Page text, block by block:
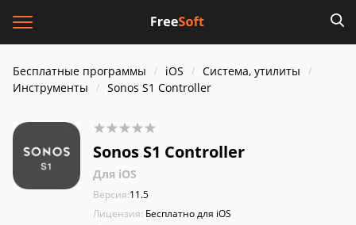
Бесплатные программы iOS
Система, утилиты
Инструменты
Sonos S1 Controller
Sonos S1 Controller
Для iOS
Версия:11.5
Лицензия: Бесплатно для iOS